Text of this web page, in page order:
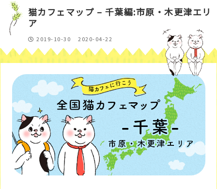
猫カフェマップ – 千葉編:市原・木更津エリ
ア
2019-10-30 2020-04-22